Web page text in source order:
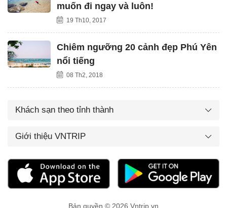
muốn đi ngay và luôn!
19 Th10, 2017
Chiêm ngưỡng 20 cảnh đẹp Phú Yên
nổi tiếng
08 Th2, 2018
Khách sạn theo tỉnh thành
Giới thiệu VNTRIP
Bản quyền © 2026 Vntrip.vn